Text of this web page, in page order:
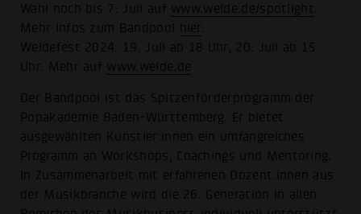
Wahl noch bis 7. Juli auf www.welde.de/spotlight
Mehr Infos zum Bandpool
hier
Weldefest 2024: 19. Juli ab 18 Uhr, 20. Juli ab 15
Uhr. Mehr auf www.welde.de
Der Bandpool ist das Spitzenförderprogramm der
Popakademie Baden-Württemberg. Er bietet
ausgewählten Künstler:innen ein umfangreiches
Programm an Workshops, Coachings und Mentoring.
In Zusammenarbeit mit erfahrenen Dozent:innen aus
der Musikbranche wird die 26. Generation in allen